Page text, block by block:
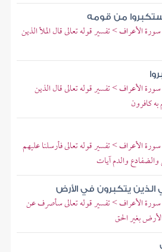
استكبروا من قومه
الأعراف > تفسير قوله تعالى قال الملأ الذين
الأعراف > تفسير قوله تعالى قال الذين
به كافرون
الأعراف > تفسير قوله تعالى فأرسلنا عليهم
والضفادع والدم آيات
يتكبرون في الأرض
سورة الأعراف > تفسير قوله تعالى سأصرف عن
بغير الحق